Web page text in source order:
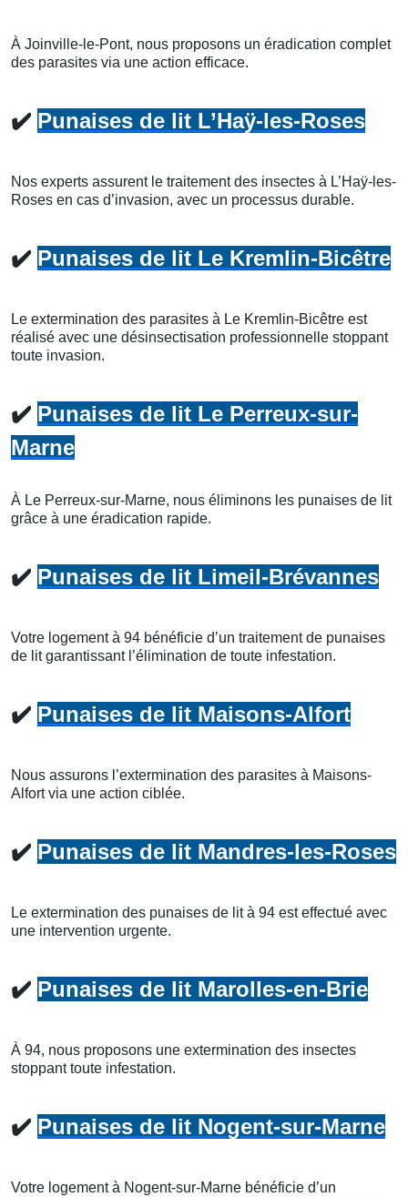
À Joinville-le-Pont, nous proposons un éradication complet
des parasites via une action efficace.
✔️ Punaises de lit L’Haÿ-les-Roses
Nos experts assurent le traitement des insectes à L’Haÿ-les-
Roses en cas d’invasion, avec un processus durable.
✔️ Punaises de lit Le Kremlin-Bicêtre
Le extermination des parasites à Le Kremlin-Bicêtre est
réalisé avec une désinsectisation professionnelle stoppant
toute invasion.
✔️ Punaises de lit Le Perreux-sur-
Marne
À Le Perreux-sur-Marne, nous éliminons les punaises de lit
grâce à une éradication rapide.
✔️ Punaises de lit Limeil-Brévannes
Votre logement à 94 bénéficie d’un traitement de punaises
de lit garantissant l’élimination de toute infestation.
✔️ Punaises de lit Maisons-Alfort
Nous assurons l’extermination des parasites à Maisons-
Alfort via une action ciblée.
✔️ Punaises de lit Mandres-les-Roses
Le extermination des punaises de lit à 94 est effectué avec
une intervention urgente.
✔️ Punaises de lit Marolles-en-Brie
À 94, nous proposons une extermination des insectes
stoppant toute infestation.
✔️ Punaises de lit Nogent-sur-Marne
Votre logement à Nogent-sur-Marne bénéficie d’un